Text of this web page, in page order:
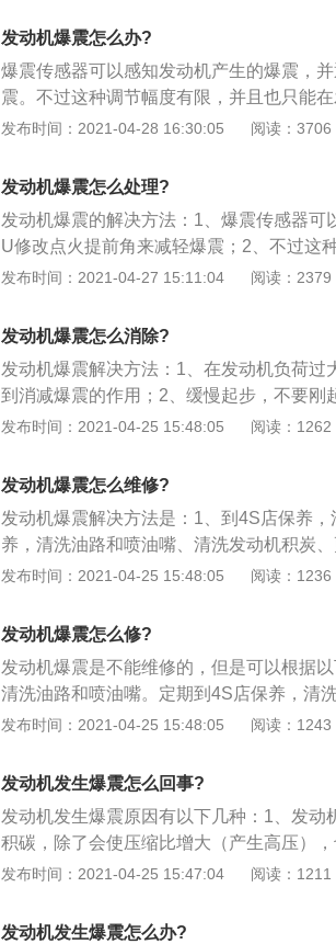
速。正常燃烧是汽油发动机的可燃混合气
焰以火花为中心，向外传播，将燃烧室混
焰还没有到达之前，其余混合气未被引燃
常燃烧，正常行驶中不应该产生爆震现象
发动机爆震怎么办?
爆震传感器可以感知发动机产生的爆震，
震。不过这种调节幅度有限，并且也只能
当发动机处于非正常工况下，一味延迟点
底消灭爆震，还应该做更多的工作。所以
几点，从而消灭爆震的发生：1、避免拖挡
动机负荷增加，因而增加点火提前角，而
爆震便容易产生；2、定期到4S店保养，
清洗油路和喷油嘴、清洗发动机积炭、更
免长时间激烈驾驶，夏日行车经常监控水
剂。市面上有一些高品质的燃油添加剂也
题。
发布时间：2021-04-28 16:30:05 阅读：3706
发动机爆震怎么处理?
发动机爆震的解决方法：1、爆震传感器
U修改点火提前角来减轻爆震；2、不过这
合理工作范围之内进行调节；3、当发动机
高、三元催化器损坏。如果想彻底消灭爆
发布时间：2021-04-27 15:11:04 阅读：2379
发动机爆震怎么消除?
发动机爆震解决方法：1、在发动机负荷过
到消减爆震的作用；2、缓慢起步，不要
积碳；4、如果是在汽车上坡发生爆震，应
发布时间：2021-04-25 15:48:05 阅读：1262
发动机爆震怎么维修?
发动机爆震解决方法是：1、到4S店保养
养，清洗油路和喷油嘴、清洗发动机积炭
好状态的一种方法；2、对于大量选用93号
用高品质的燃油添加剂，市面上有一些高
上解决发动机爆震问题，但如何选择却是
论：4S店或者加油站所推荐的往往并不是
难。
发布时间：2021-04-25 15:48:05 阅读：1236
发动机爆震怎么修?
发动机爆震是不能维修的，但是可以根据
清洗油路和喷油嘴。定期到4S店保养，清
换发动机润滑油也是保持发动机良好状态
总结：可以说爆震对于发动机来说是非常
增加，还会产生排放严重超标，最为严重
动机机械部件破坏，给车主带来巨大的经
应当及时去4S店或者维修店处理。
发布时间：2021-04-25 15:48:05 阅读：1243
发动机发生爆震怎么回事?
发动机发生爆震原因有以下几种：1、发
积碳，除了会使压缩比增大（产生高压）
动机爆震；2、发动机温度过高，发动机在
稀的燃料空气混合比，会使得燃烧温度提
发布时间：2021-04-25 15:47:04 阅读：1211
发动机发生爆震怎么办?